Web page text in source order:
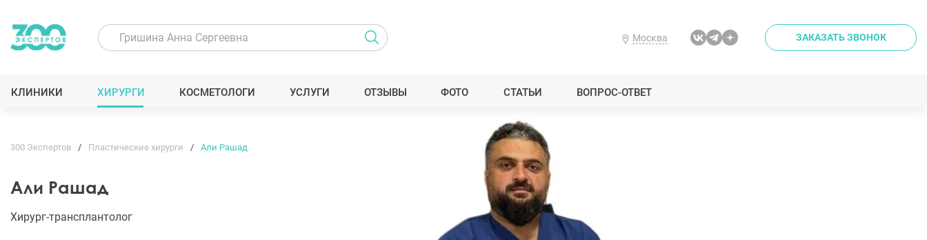
Москва ЗАКАЗАТЬ ЗВОНОК
КЛИНИКИ ХИРУРГИ КОСМЕТОЛОГИ УСЛУГИ ОТЗЫВЫ ФОТО СТАТЬИ ВОПРОС-ОТВЕТ
300 Экспертов Пластические хирурги Али Рашад
Али Рашад
Хирург-трансплантолог